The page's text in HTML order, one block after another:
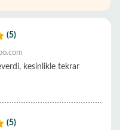
(5)
kesinlikle tekrar
(5)